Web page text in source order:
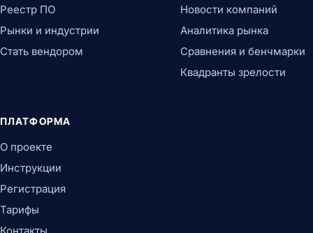
Реестр ПО
Рынки и индустрии
Стать вендором
Новости компаний
Аналитика рынка
Сравнения и бенчмарки
Квадранты зрелости
ПЛАТФОРМА
О проекте
Инструкции
Регистрация
Тарифы